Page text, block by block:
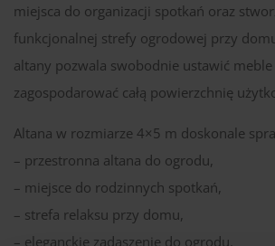
miejsca do organizacji spotkań oraz
funkcjonalnej strefy ogrodowej przy
altany pozwala swobodnie ustawić
zagospodarować całą powierzchnię
Altana w rozmiarze 4×5 m doskonale
– przestronna altana do ogrodu,
– miejsce do rodzinnych spotkań,
– strefa relaksu przy domu,
– eleganckie zadaszenie do ogrodu.